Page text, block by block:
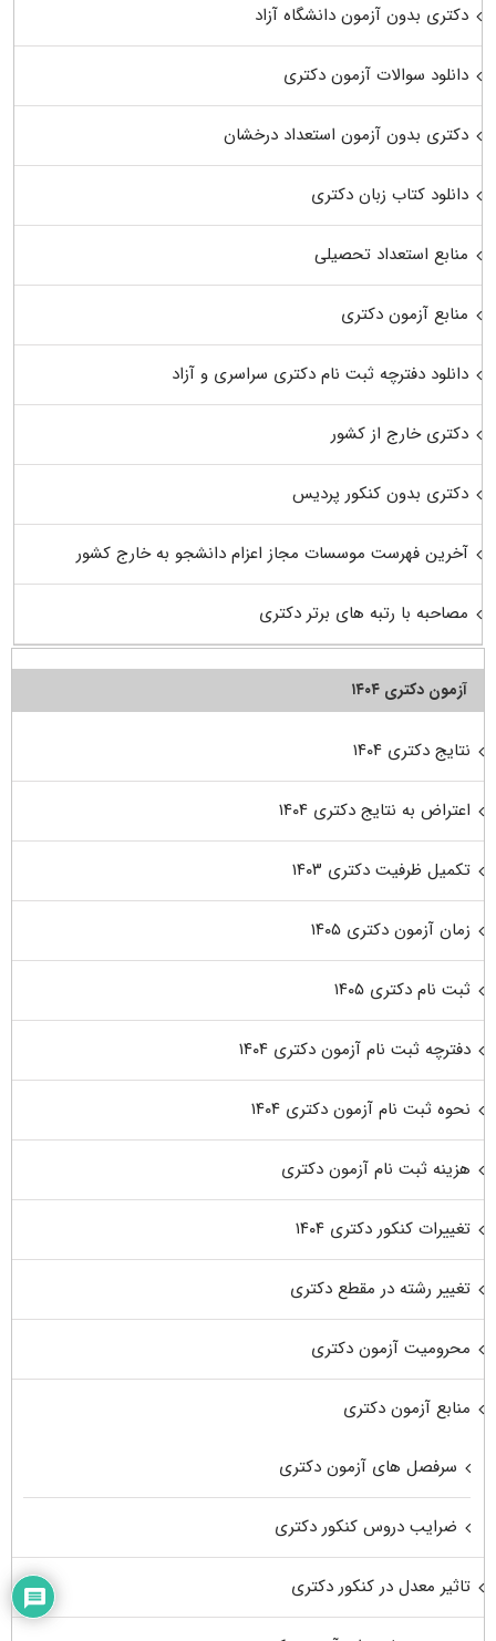
دکتری بدون آزمون دانشگاه آزاد
دانلود سوالات آزمون دکتری
دکتری بدون آزمون استعداد درخشان
دانلود کتاب زبان دکتری
منابع استعداد تحصیلی
منابع آزمون دکتری
دانلود دفترچه ثبت نام دکتری سراسری و آزاد
دکتری خارج از کشور
دکتری بدون کنکور پردیس
آخرین فهرست موسسات مجاز اعزام دانشجو به خارج کشور
مصاحبه با رتبه های برتر دکتری
آزمون دکتری ۱۴۰۴
نتایج دکتری ۱۴۰۴
اعتراض به نتایج دکتری ۱۴۰۴
تکمیل ظرفیت دکتری ۱۴۰۳
زمان آزمون دکتری ۱۴۰۵
ثبت نام دکتری ۱۴۰۵
دفترچه ثبت نام آزمون دکتری ۱۴۰۴
نحوه ثبت نام آزمون دکتری ۱۴۰۴
هزینه ثبت نام آزمون دکتری
تغییرات کنکور دکتری ۱۴۰۴
تغییر رشته در مقطع دکتری
محرومیت آزمون دکتری
منابع آزمون دکتری
سرفصل های آزمون دکتری
ضرایب دروس کنکور دکتری
تاثیر معدل در کنکور دکتری